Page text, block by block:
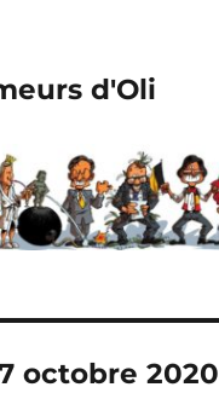
d'Oli
octobre 2020